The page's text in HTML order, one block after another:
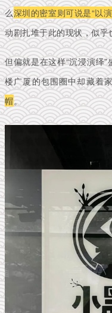
么深圳的密室则可说是“以
动剧扎堆于此的现状，似
但偏就是在这样“沉浸演绎
楼广厦的包围圈中却藏
帽。